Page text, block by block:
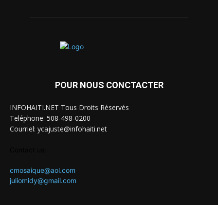
POUR NOUS CONCTACTER
INFOHAITI.NET Tous Droits Réservés
Teléphone: 508-498-0200
Courriel: ycajuste@infohaiti.net
cmosaique@aol.com
juliomidy@gmail.com